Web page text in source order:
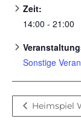
Zeit:
14:00 - 21:00
Sonstige
Heimspiel